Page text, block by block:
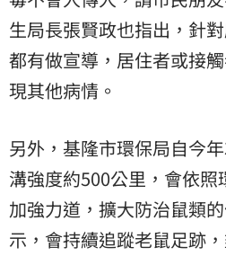
生局長張賢政也指出，針
都有做宣導，居住者或接
現其他病情。
另外，基隆市環保局自今
溝強度約500公里，會依
加強力道，擴大防治鼠類
示，會持續追蹤老鼠足跡